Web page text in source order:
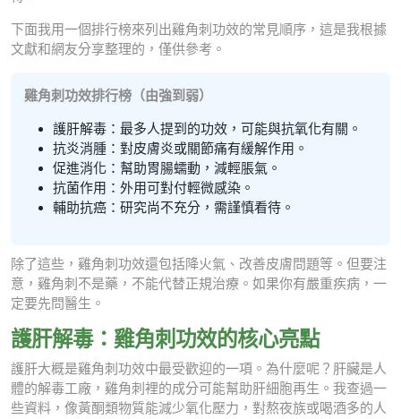
下面我用一個排行榜來列出雞角刺功效的常見順序，這是我根據
文獻和網友分享整理的，僅供參考。
雞角刺功效排行榜（由強到弱）
護肝解毒：最多人提到的功效，可能與抗氧化有關。
抗炎消腫：對皮膚炎或關節痛有緩解作用。
促進消化：幫助胃腸蠕動，減輕脹氣。
抗菌作用：外用可對付輕微感染。
輔助抗癌：研究尚不充分，需謹慎看待。
除了這些，雞角刺功效還包括降火氣、改善皮膚問題等。但要注
意，雞角刺不是藥，不能代替正規治療。如果你有嚴重疾病，一
定要先問醫生。
護肝解毒：雞角刺功效的核心亮點
護肝大概是雞角刺功效中最受歡迎的一項。為什麼呢？肝臟是人
體的解毒工廠，雞角刺裡的成分可能幫助肝細胞再生。我查過一
些資料，像黃酮類物質能減少氧化壓力，對熬夜族或喝酒多的人